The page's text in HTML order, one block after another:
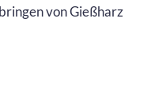
von Gießharz